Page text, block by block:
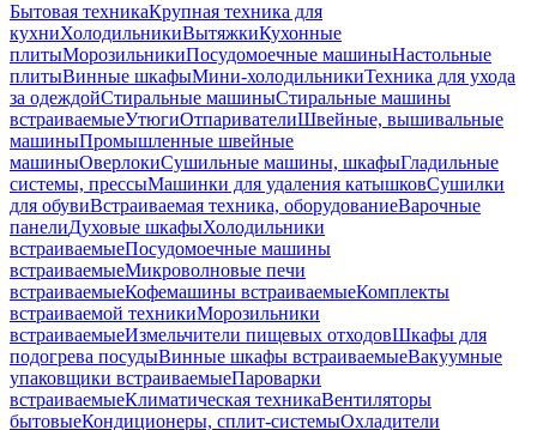
Бытовая техникаКрупная техника для
кухниХолодильникиВытяжкиКухонные
плитыМорозильникиПосудомоечные машиныНастольные
плитыВинные шкафыМини-холодильникиТехника для ухода
за одеждойСтиральные машиныСтиральные машины
встраиваемыеУтюгиОтпаривателиШвейные, вышивальные
машиныПромышленные швейные
машиныОверлокиСушильные машины, шкафыГладильные
системы, прессыМашинки для удаления катышковСушилки
для обувиВстраиваемая техника, оборудованиеВарочные
панелиДуховые шкафыХолодильники
встраиваемыеПосудомоечные машины
встраиваемыеМикроволновые печи
встраиваемыеКофемашины встраиваемыеКомплекты
встраиваемой техникиМорозильники
встраиваемыеИзмельчители пищевых отходовШкафы для
подогрева посудыВинные шкафы встраиваемыеВакуумные
упаковщики встраиваемыеПароварки
встраиваемыеКлиматическая техникаВентиляторы
бытовыеКондиционеры, сплит-системыОхладители